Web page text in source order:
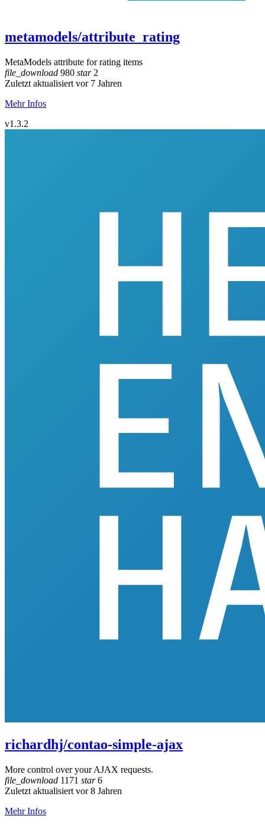
metamodels/attribute_rating
MetaModels attribute for rating items
file_download 980 star2
Zuletzt aktualisiert vor 7 Jahren
Mehr Infos
v1.3.2
richardhj/contao-simple-ajax
More control over your AJAX requests.
file_download 1171 star6
Zuletzt aktualisiert vor 8 Jahren
Mehr Infos